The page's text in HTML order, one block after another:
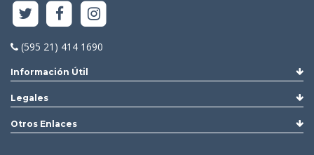
(595 21) 414 1690
Información Útil
Legales
Otros Enlaces